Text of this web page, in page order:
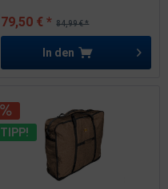
84,99 € *
79,50 € *
In den
TIPP!